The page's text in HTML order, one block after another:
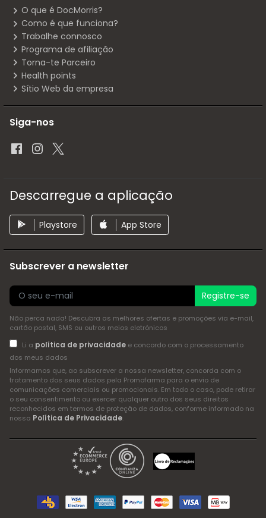
O que é DocMorris?
Como é que funciona?
Trabalhe connosco
Programa de afiliação
Torna-te Parceiro
Health points
Sítio Web da empresa
Siga-nos
Descarregue a aplicação
Playstore App Store
Subscrever a newsletter
Registre-se
Não perca nada! Descubra as melhores ofertas e promoções via e-mail,
cartão postal, SMS ou outros meios eletrónicos
Li a política de privacidadee concordo com o processamento
dos meus dados
Informamos que, ao subscrever a nossa newsletter, concorda com o
tratamento dos seus dados pela Promofarma para o envio de
comunicações comerciais ou promocionais. Em todo o caso, pode retirar
o seu consentimento ou exercer qualquer outro dos seus direitos
reconhecidos em termos de proteção de dados, conforme informado na
nossa Política de Privacidade.